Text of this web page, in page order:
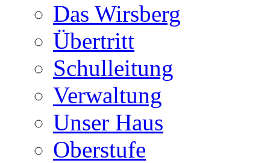
Das Wirsberg
Übertritt
Schulleitung
Verwaltung
Unser Haus
Oberstufe